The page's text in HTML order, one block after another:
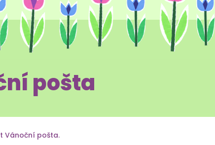
pošta
Vánoční pošta.